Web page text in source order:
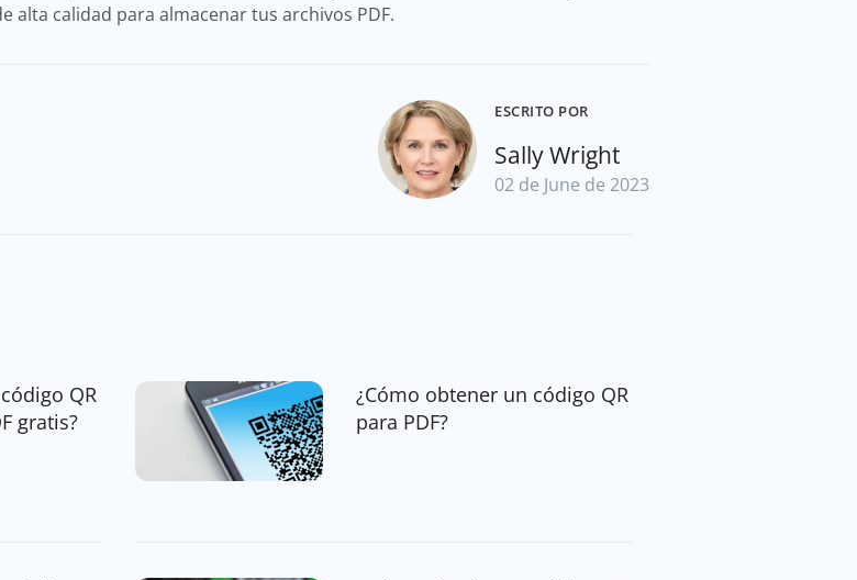
alta calidad para almacenar tus archivos PDF.
ESCRITO POR
Sally Wright
02 de June de 2023
QR
gratis?
¿Cómo obtener un código QR
para PDF?